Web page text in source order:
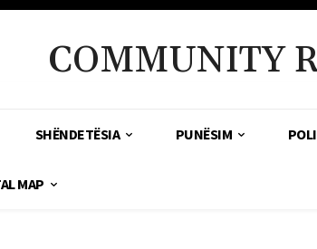
COMMUNITY
SHËNDETËSIA PUNËSIM
MAP